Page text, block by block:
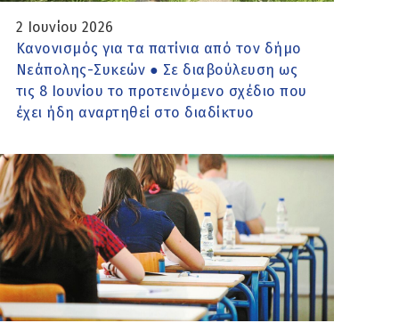
2 Ιουνίου 2026
Κανονισμός για τα πατίνια από τον δήμο
Νεάπολης-Συκεών ● Σε διαβούλευση ως
τις 8 Ιουνίου το προτεινόμενο σχέδιο που
έχει ήδη αναρτηθεί στο διαδίκτυο